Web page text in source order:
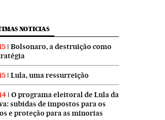
NOTICIAS
Bolsonaro, a destruição como
Lula, uma ressurreição
O programa eleitoral de Lula da
subidas de impostos para os
e proteção para as minorias